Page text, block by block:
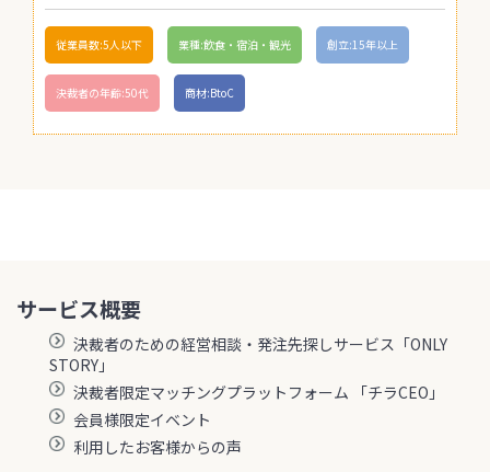
従業員数:5人以下 業種:飲食・宿泊・観光 創立:15年以上
決裁者の年齢:50代 商材:BtoC
サービス概要
決裁者のための経営相談・発注先探しサービス「ONLY
STORY」
決裁者限定マッチングプラットフォーム 「チラCEO」
会員様限定イベント
利用したお客様からの声